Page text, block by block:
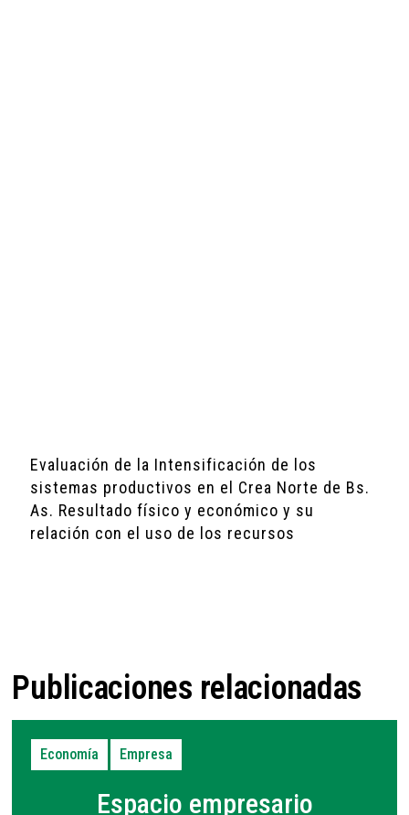
Evaluación de la Intensificación de los
sistemas productivos en el Crea Norte de Bs.
As. Resultado físico y económico y su
relación con el uso de los recursos
Economía Empresa
Espacio empresario
Publicaciones relacionadas